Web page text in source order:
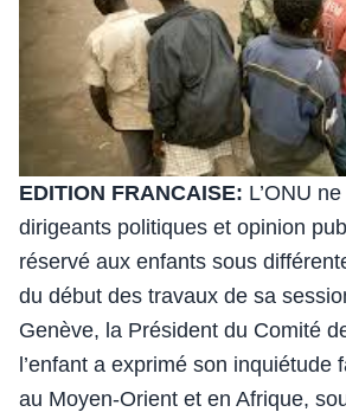
EDITION FRANCAISE: L’ONU
dirigeants politiques et opinion
réservé aux enfants sous
du début des travaux de sa
Genève, la Président du Comité
l’enfant a exprimé son inquiétude
au Moyen-Orient et en Afrique,